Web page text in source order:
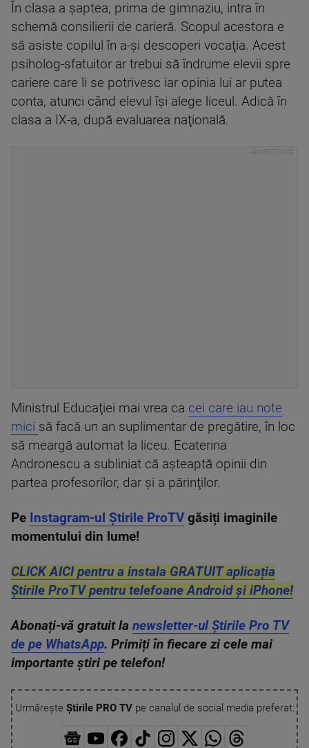
În clasa a şaptea, prima de gimnaziu, intra în
schemă consilierii de carieră. Scopul acestora e
să asiste copilul în a-şi descoperi vocaţia. Acest
psiholog-sfatuitor ar trebui să îndrume elevii spre
cariere care li se potrivesc iar opinia lui ar putea
conta, atunci când elevul îşi alege liceul. Adică în
clasa a IX-a, după evaluarea naţională.
Ministrul Educaţiei mai vrea ca cei care iau note
mici să facă un an suplimentar de pregătire, în loc
să meargă automat la liceu. Ecaterina
Andronescu a subliniat că aşteaptă opinii din
partea profesorilor, dar şi a părinţilor.
Pe Instagram-ul Știrile ProTV găsiți imaginile
momentului din lume!
CLICK AICI pentru a instala GRATUIT aplicația
Știrile ProTV pentru telefoane Android și iPhone!
Abonați-vă gratuit la newsletter-ul Știrile Pro TV
de pe WhatsApp. Primiți în fiecare zi cele mai
importante știri pe telefon!
Urmărește Știrile PRO TVpe canalul de social media preferat: